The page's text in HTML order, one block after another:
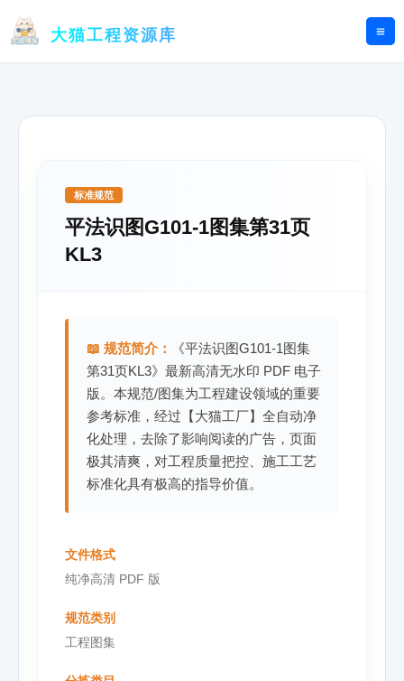
大猫工程资源库
标准规范
平法识图G101-1图集第31页
KL3
📖 规范简介：
《平法识图G101-1图集
第31页KL3》最新高清无水印 PDF 电子
版。本规范/图集为工程建设领域的重要
参考标准，经过【大猫工厂】全自动净
化处理，去除了影响阅读的广告，页面
极其清爽，对工程质量把控、施工工艺
标准化具有极高的指导价值。
文件格式
纯净高清 PDF 版
规范类别
工程图集